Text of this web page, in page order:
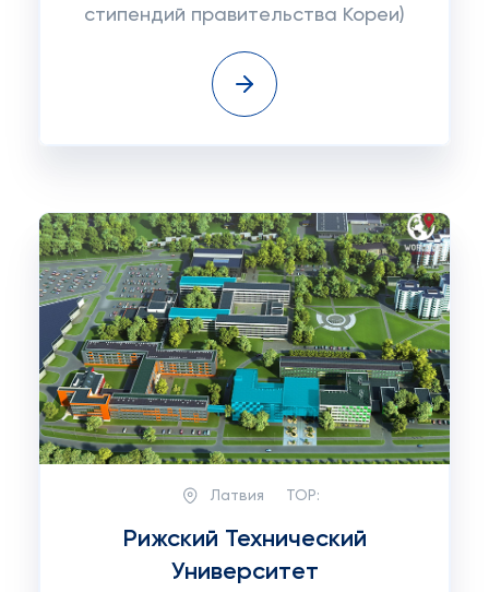
стипендий правительства Кореи)
Латвия TOP:
Рижский Технический
Университет